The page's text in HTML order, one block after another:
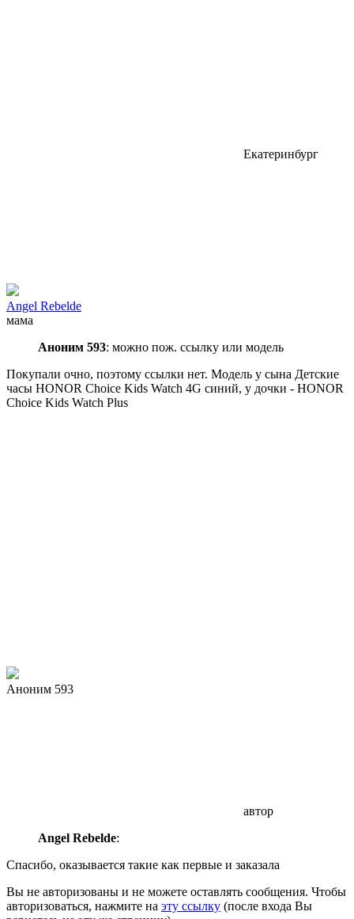
Екатеринбург
Angel Rebelde
мама
Аноним 593: можно пож. ссылку или модель
Покупали очно, поэтому ссылки нет. Модель у сына Детские
часы HONOR Choice Kids Watch 4G синий, у дочки - HONOR
Choice Kids Watch Plus
Аноним 593
автор
Angel Rebelde:
Спасибо, оказывается такие как первые и заказала
Вы не авторизованы и не можете оставлять сообщения. Чтобы
авторизоваться, нажмите на эту ссылку (после входа Вы